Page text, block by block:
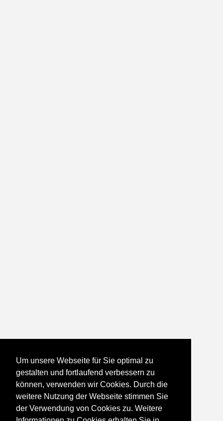
Um unsere Webseite für Sie optimal zu
gestalten und fortlaufend verbessern zu
können, verwenden wir Cookies. Durch die
weitere Nutzung der Webseite stimmen Sie
der Verwendung von Cookies zu. Weitere